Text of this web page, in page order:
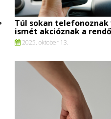
Túl sokan
ismét akcióznak a
2025. oktober 13.